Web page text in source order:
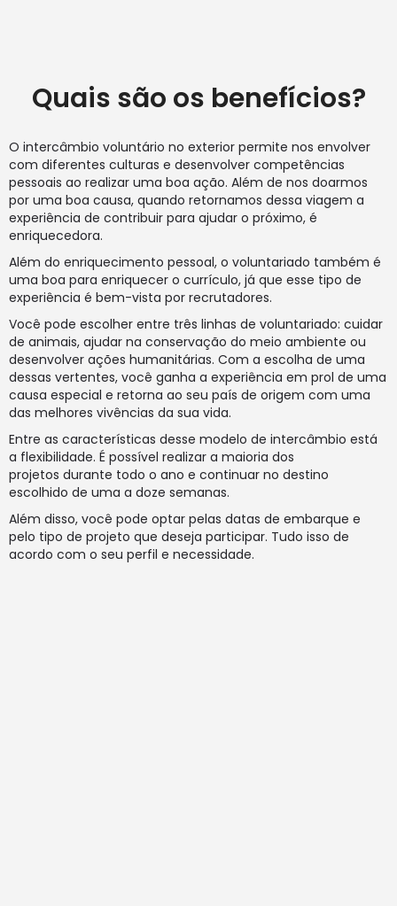
Quais são os benefícios?
O intercâmbio voluntário no exterior permite nos envolver
com diferentes culturas e desenvolver competências
pessoais ao realizar uma boa ação. Além de nos doarmos
por uma boa causa, quando retornamos dessa viagem a
experiência de contribuir para ajudar o próximo, é
enriquecedora.
Além do enriquecimento pessoal, o voluntariado também é
uma boa para enriquecer o currículo, já que esse tipo de
experiência é bem-vista por recrutadores.
Você pode escolher entre três linhas de voluntariado: cuidar
de animais, ajudar na conservação do meio ambiente ou
desenvolver ações humanitárias. Com a escolha de uma
dessas vertentes, você ganha a experiência em prol de uma
causa especial e retorna ao seu país de origem com uma
das melhores vivências da sua vida.
Entre as características desse modelo de intercâmbio está
a flexibilidade. É possível realizar a maioria dos
projetos durante todo o ano e continuar no destino
escolhido de uma a doze semanas.
Além disso, você pode optar pelas datas de embarque e
pelo tipo de projeto que deseja participar. Tudo isso de
acordo com o seu perfil e necessidade.